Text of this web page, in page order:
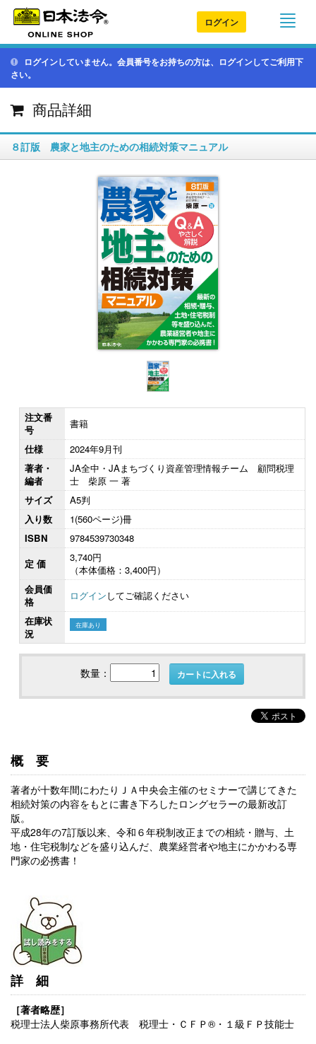
ログイン
ログインしていません。会員番号をお持ちの方は、ログインしてご利用下
さい。
商品詳細
８訂版 農家と地主のための相続対策マニュアル
注文番
号
書籍
仕様
2024年9月刊
著者・
編者
JA全中・JAまちづくり資産管理情報チーム 顧問税理
士 柴原 一 著
サイズ
A5判
入り数
1(560ページ)冊
ISBN
9784539730348
定 価
3,740円
（本体価格：3,400円）
会員価
格
ログインしてご確認ください
在庫状
況
在庫あり
数量： カートに入れる
概要
著者が十数年間にわたりＪＡ中央会主催のセミナーで講じてきた
相続対策の内容をもとに書き下ろしたロングセラーの最新改訂
版。
平成28年の7訂版以来、令和６年税制改正までの相続・贈与、土
地・住宅税制などを盛り込んだ、農業経営者や地主にかかわる専
門家の必携書！
詳細
［著者略歴］
税理士法人柴原事務所代表 税理士・ＣＦＰ®・１級ＦＰ技能士